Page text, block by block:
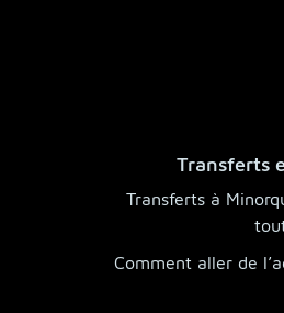
Transferts
Transferts à
Comment aller de